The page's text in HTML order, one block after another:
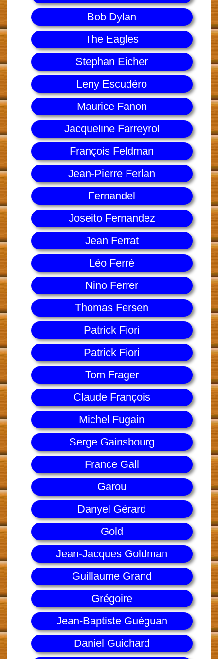
Bob Dylan
The Eagles
Stephan Eicher
Leny Escudéro
Maurice Fanon
Jacqueline Farreyrol
François Feldman
Jean-Pierre Ferlan
Fernandel
Joseito Fernandez
Jean Ferrat
Léo Ferré
Nino Ferrer
Thomas Fersen
Patrick Fiori
Patrick Fiori
Tom Frager
Claude François
Michel Fugain
Serge Gainsbourg
France Gall
Garou
Danyel Gérard
Gold
Jean-Jacques Goldman
Guillaume Grand
Grégoire
Jean-Baptiste Guéguan
Daniel Guichard